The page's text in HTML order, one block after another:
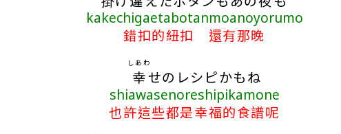
kakechigaetabotanmoanoyorumo
錯扣的紐扣 還有那晚
幸
しあわ
せのレシピかもね
shiawasenoreshipikamone
也許這些都是幸福的食譜呢